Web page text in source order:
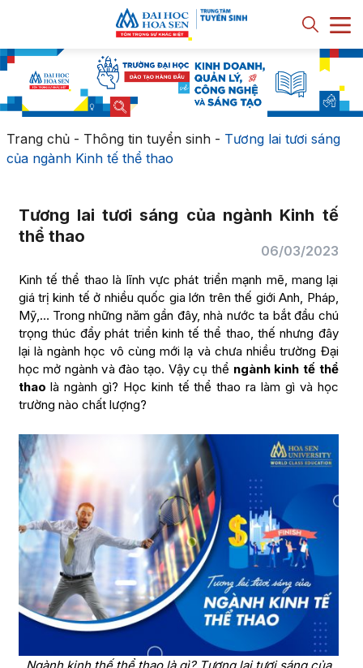
Trang chủ- Thông tin tuyển sinh- Tương lai tươi sáng
của ngành Kinh tế thể thao
Tương lai tươi sáng của ngành Kinh tế
thể thao
06/03/2023
Kinh tế thể thao là lĩnh vực phát triển mạnh mẽ, mang lại
giá trị kinh tế ở nhiều quốc gia lớn trên thế giới Anh, Pháp,
Mỹ,… Trong những năm gần đây, nhà nước ta bắt đầu chú
trọng thúc đẩy phát triển kinh tế thể thao, thế nhưng đây
lại là ngành học vô cùng mới lạ và chưa nhiều trường Đại
học mở ngành và đào tạo. Vậy cụ thể ngành kinh tế thể
thao là ngành gì? Học kinh tế thể thao ra làm gì và học
trường nào chất lượng?